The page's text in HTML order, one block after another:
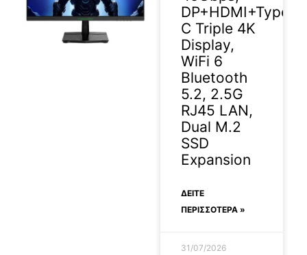
DP+HDMI+Type-
C Triple 4K
Display,
WiFi 6
Bluetooth
5.2, 2.5G
RJ45 LAN,
Dual M.2
SSD
Expansion
ΔΕΊΤΕ
ΠΕΡΙΣΣΟΤΕΡΑ »
31/07/2026